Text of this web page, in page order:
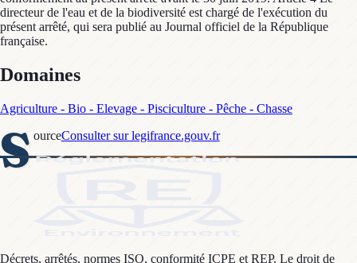
directeur de l'eau et de la biodiversité est chargé de l'exécution du
présent arrêté, qui sera publié au Journal officiel de la République
française.
Domaines
Agriculture - Bio - Elevage - Pisciculture - Pêche - Chasse
S ourceConsulter sur legifrance.gouv.fr
Décrets, arrêtés, normes ISO, conformité ICPE et REP. Le droit de